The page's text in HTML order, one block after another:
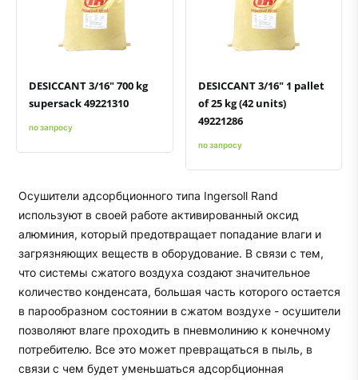
Быстрый просмотрДобавить к сравнению
DESICCANT 3/16" 700 kg
supersack 49221310
по запросу
Быстрый просмотрДобавить к сравнению
DESICCANT 3/16" 1 pallet
of 25 kg (42 units)
49221286
по запросу
Осушители адсорбционного типа Ingersoll Rand
используют в своей работе активированный оксид
алюминия, который предотвращает попадание влаги и
загрязняющих веществ в оборудование. В связи с тем,
что системы сжатого воздуха создают значительное
количество конденсата, большая часть которого остается
в парообразном состоянии в сжатом воздухе - осушители
позволяют влаге проходить в пневмолинию к конечному
потребителю. Все это может превращаться в пыль, в
связи с чем будет уменьшаться адсорбционная